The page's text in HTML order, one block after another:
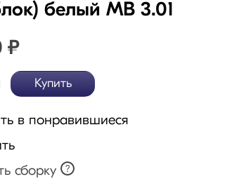
белый МВ 3.01
₽
Купить
в понравившиеся
сборку
?